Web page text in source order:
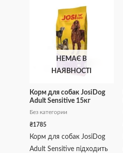
НЕМАЄ В
НАЯВНОСТІ
Корм для собак JosiDog
Adult Sensitive 15кг
Без категории
₴1785
Корм для собак JosiDog
Adult Sensitive підходить